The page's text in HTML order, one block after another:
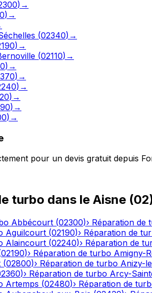
) →
) →
(02340) →
) →
(02110) →
) →
) →
) →
) →
) →
) →
pour un devis gratuit depuis
turbo dans le Aisne (02
Abbécourt (02300)› Réparation de
Aguilcourt (02190)› Réparation de
Alaincourt (02240)› Réparation de
02190)› Réparation de turbo Amigny-
(02800)› Réparation de turbo Anizy-
)› Réparation de turbo Arcy-
Artemps (02480)› Réparation de